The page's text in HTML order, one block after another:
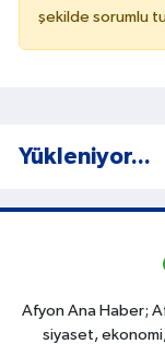
şekilde sorumlu
Yükleniyor...
Afyon Ana Haber;
siyaset,